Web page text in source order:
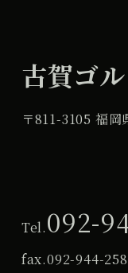
古賀ゴ
〒811-3105 福岡
Tel.092-
fax.092-944-